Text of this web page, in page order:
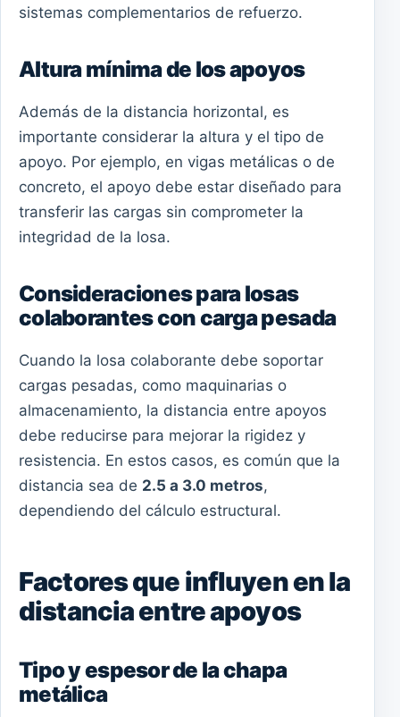
sistemas complementarios de refuerzo.
Altura mínima de los apoyos
Además de la distancia horizontal, es
importante considerar la altura y el tipo de
apoyo. Por ejemplo, en vigas metálicas o de
concreto, el apoyo debe estar diseñado para
transferir las cargas sin comprometer la
integridad de la losa.
Consideraciones para losas
colaborantes con carga pesada
Cuando la losa colaborante debe soportar
cargas pesadas, como maquinarias o
almacenamiento, la distancia entre apoyos
debe reducirse para mejorar la rigidez y
resistencia. En estos casos, es común que la
distancia sea de 2.5 a 3.0 metros,
dependiendo del cálculo estructural.
Factores que influyen en la
distancia entre apoyos
Tipo y espesor de la chapa
metálica